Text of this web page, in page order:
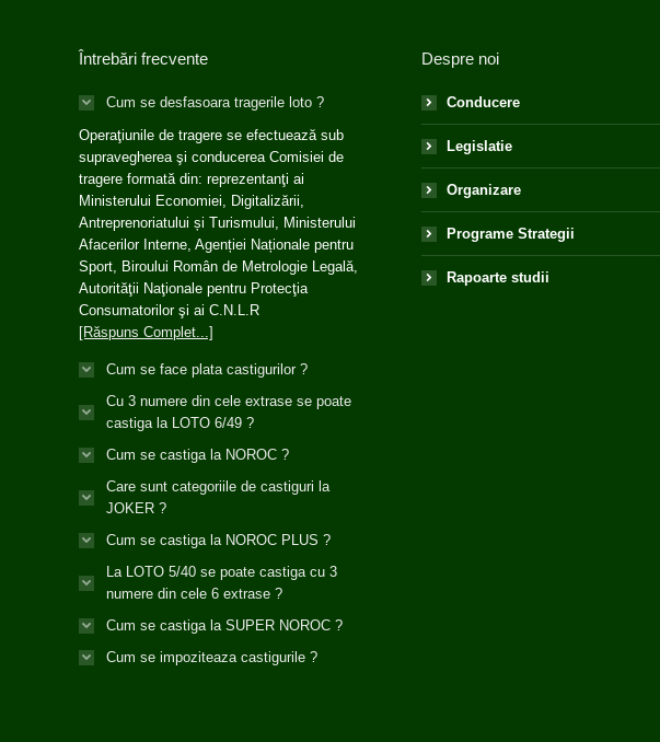
Întrebări frecvente
Cum se desfasoara tragerile loto ?
Operaţiunile de tragere se efectuează sub
supravegherea şi conducerea Comisiei de
tragere formată din: reprezentanţi ai
Ministerului Economiei, Digitalizării,
Antreprenoriatului și Turismului, Ministerului
Afacerilor Interne, Agenției Naționale pentru
Sport, Biroului Român de Metrologie Legală,
Autorităţii Naţionale pentru Protecţia
Consumatorilor şi ai C.N.L.R
[Răspuns Complet...]
Cum se face plata castigurilor ?
Cu 3 numere din cele extrase se poate
castiga la LOTO 6/49 ?
Cum se castiga la NOROC ?
Care sunt categoriile de castiguri la
JOKER ?
Cum se castiga la NOROC PLUS ?
La LOTO 5/40 se poate castiga cu 3
numere din cele 6 extrase ?
Cum se castiga la SUPER NOROC ?
Cum se impoziteaza castigurile ?
Despre noi
Conducere
Legislatie
Organizare
Programe Strategii
Rapoarte studii